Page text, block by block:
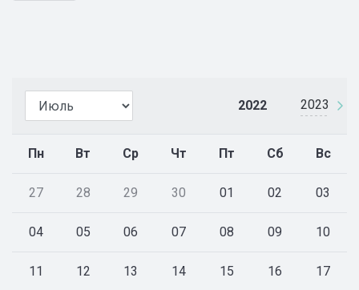
2022 2023
Пн Вт Ср Чт Пт Сб Вс
27 28 29 30 01 02 03
04 05 06 07 08 09 10
11 12 13 14 15 16 17